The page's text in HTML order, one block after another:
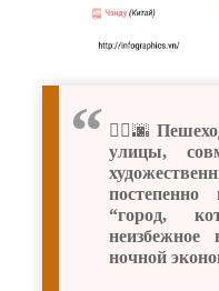
🚶‍♂️🌆
улицы,
“город,
неизбежное
ночной